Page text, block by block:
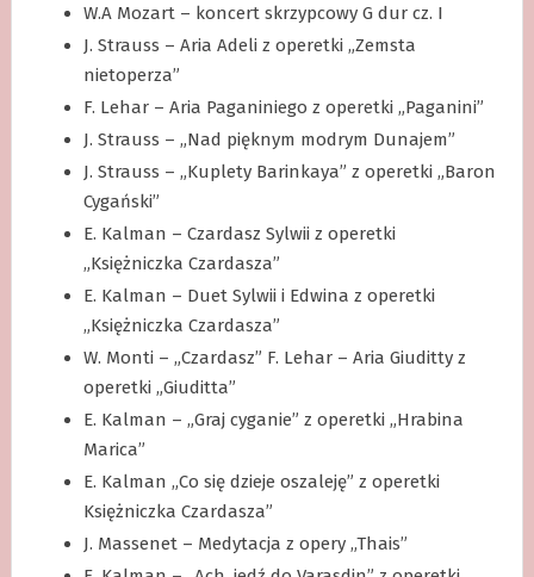
W.A Mozart – koncert skrzypcowy G dur cz. I
J. Strauss – Aria Adeli z operetki „Zemsta
nietoperza”
F. Lehar – Aria Paganiniego z operetki „Paganini”
J. Strauss – „Nad pięknym modrym Dunajem”
J. Strauss – „Kuplety Barinkaya” z operetki „Baron
Cygański”
E. Kalman – Czardasz Sylwii z operetki
„Księżniczka Czardasza”
E. Kalman – Duet Sylwii i Edwina z operetki
„Księżniczka Czardasza”
W. Monti – „Czardasz” F. Lehar – Aria Giuditty z
operetki „Giuditta”
E. Kalman – „Graj cyganie” z operetki „Hrabina
Marica”
E. Kalman „Co się dzieje oszaleję” z operetki
Księżniczka Czardasza”
J. Massenet – Medytacja z opery „Thais”